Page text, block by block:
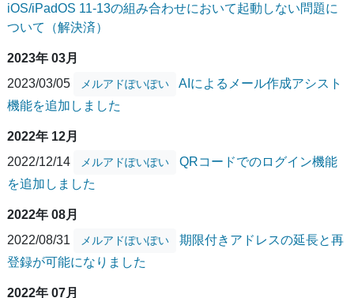
iOS/iPadOS 11-13の組み合わせにおいて起動しない問題に
ついて（解決済）
2023年 03月
2023/03/05
メルアドぽいぽい
AIによるメール作成アシスト
機能を追加しました
2022年 12月
2022/12/14
メルアドぽいぽい
QRコードでのログイン機能
を追加しました
2022年 08月
2022/08/31
メルアドぽいぽい
期限付きアドレスの延長と再
登録が可能になりました
2022年 07月